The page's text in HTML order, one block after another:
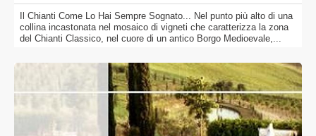
Il Chianti Come Lo Hai Sempre Sognato... Nel punto più alto di una
collina incastonata nel mosaico di vigneti che caratterizza la zona
del Chianti Classico, nel cuore di un antico Borgo Medioevale,...